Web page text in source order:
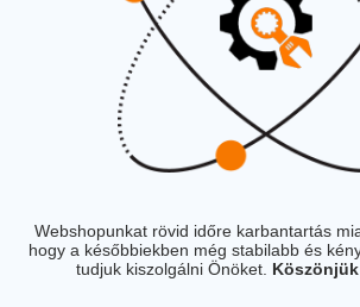
Webshopunkat rövid időre karbantartás
hogy a későbbiekben még stabilabb és
tudjuk kiszolgálni Önöket.